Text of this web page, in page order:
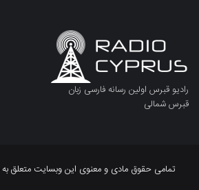
رادیو قبرس اولین رسانه فارسی زبان
قبرس شمالی
تمامی حقوق مادی و معنوی این وبسایت متعلق